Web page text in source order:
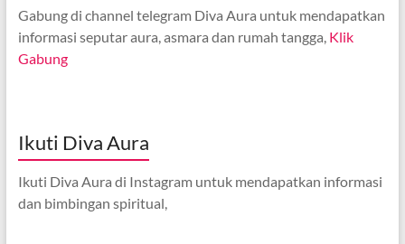
Gabung di channel telegram Diva Aura untuk mendapatkan
informasi seputar aura, asmara dan rumah tangga, Klik
Gabung
Ikuti Diva Aura
Ikuti Diva Aura di Instagram untuk mendapatkan informasi
dan bimbingan spiritual,